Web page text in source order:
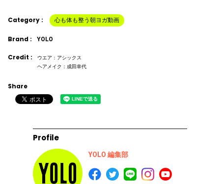
Category : 心も体も整う朝ヨガ動画
Brand : YOLO
Credit :
ウエア：アシックス
ヘアメイク：成田幸代
Share
Profile
YOLO 編集部